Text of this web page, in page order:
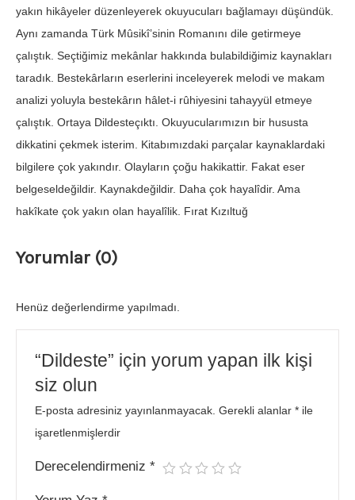
yakın hikâyeler düzenleyerek okuyucuları bağlamayı düşündük.
Aynı zamanda Türk Mûsikî’sinin Romanını dile getirmeye
çalıştık. Seçtiğimiz mekânlar hakkında bulabildiğimiz kaynakları
taradık. Bestekârların eserlerini inceleyerek melodi ve makam
analizi yoluyla bestekârın hâlet-i rûhiyesini tahayyül etmeye
çalıştık. Ortaya Dildesteçıktı. Okuyucularımızın bir hususta
dikkatini çekmek isterim. Kitabımızdaki parçalar kaynaklardaki
bilgilere çok yakındır. Olayların çoğu hakikattir. Fakat eser
belgeseldeğildir. Kaynakdeğildir. Daha çok hayalîdir. Ama
hakîkate çok yakın olan hayalîlik. Fırat Kızıltuğ
Yorumlar (0)
Henüz değerlendirme yapılmadı.
“Dildeste” için yorum yapan ilk kişi
siz olun
E-posta adresiniz yayınlanmayacak. Gerekli alanlar* ile
işaretlenmişlerdir
Derecelendirmeniz*